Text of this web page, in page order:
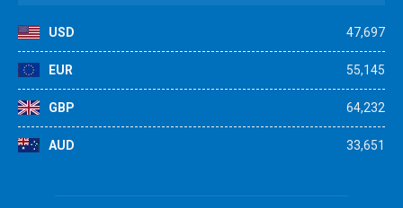
USD 47,697
EUR 55,145
GBP 64,232
AUD 33,651